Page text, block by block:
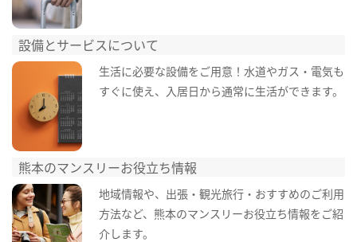
設備とサービスについて
生活に必要な設備をご用意！水道やガス・電気も
すぐに使え、入居日から通常に生活ができます。
熊本のマンスリーお役立ち情報
地域情報や、出張・観光旅行・おすすめのご利用
方法など、熊本のマンスリーお役立ち情報をご紹
介します。